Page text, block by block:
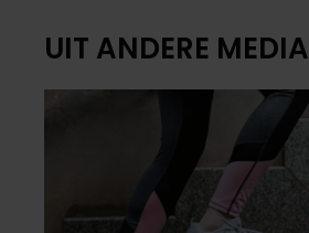
UIT ANDERE MEDIA